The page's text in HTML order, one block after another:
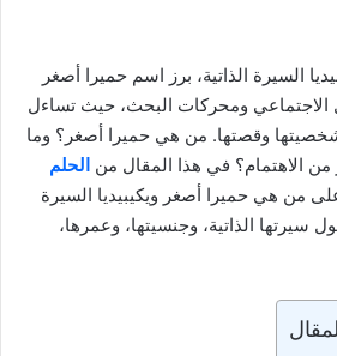
السيرة الذاتية، برز اسم حميرا أصغر
الاجتماعي ومحركات البحث، حيث تساءل
شخصيتها وقصتها. من هي حميرا أصغر؟ وما
من الاهتمام؟ في هذا المقال من الحلم
من هي حميرا أصغر ويكيبيديا السيرة
سيرتها الذاتية، وجنسيتها، وعمرها،